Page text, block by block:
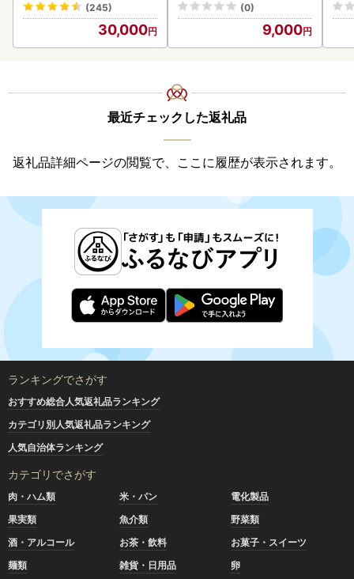
(245)
30,000
(0)
9,000
最近チェックした返礼品
返礼品詳細ページの閲覧で、ここに履歴が表示されます。
ランキングでさがす
おすすめ総合人気返礼品ランキング
カテゴリ別人気返礼品ランキング
人気自治体ランキング
カテゴリでさがす
肉・ハム類 米・パン
電化製品
果実類
魚介類
野菜類
酒・アルコール
お茶・飲料
お菓子・スイーツ
麺類
雑貨・日用品
卵